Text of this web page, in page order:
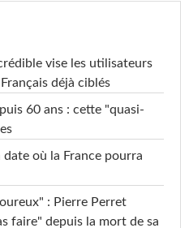
vise les utilisateurs
déjà ciblés
60 ans : cette "quasi-
où la France pourra
: Pierre Perret
faire" depuis la mort de sa